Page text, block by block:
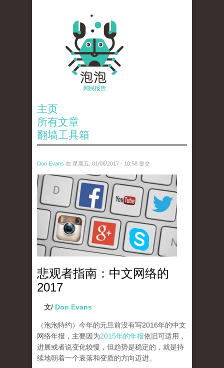
主页
所有文章
翻墙工具箱
Don Evans 在 星期五, 01/06/2017 - 10:58 提交
tou_.jpg
悲观者指南：中文网络的
2017
文/ Don Evans
（泡泡特约） 今年的元旦前没有写2016年的中文
网络年报，主要因为2015年的年报依旧可适用，
进展或者说变化较慢，但趋势是稳定的，就是持
续地朝着一个衰落和变质的方向迈进。